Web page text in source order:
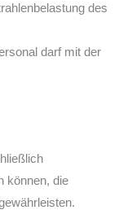
des
darf mit der
können, die